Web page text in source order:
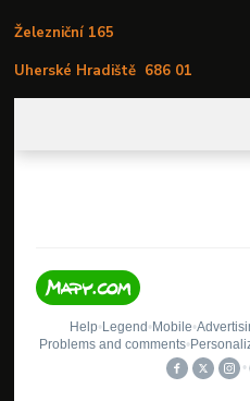
Železniční 165
Uherské Hradiště 686 01